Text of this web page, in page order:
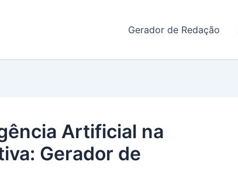
Gerador de Redação
Artificial na
Gerador de